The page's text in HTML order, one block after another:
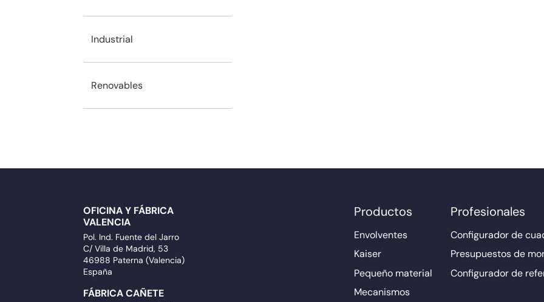
Industrial
Renovables
OFICINA Y FÁBRICA
VALENCIA
Pol. Ind. Fuente del Jarro
C/ Villa de Madrid, 53
46988 Paterna (Valencia)
España
FÁBRICA CAÑETE
Productos
Envolventes
Kaiser
Pequeño material
Mecanismos
Profesionales
Configurador de
Presupuestos de
Configurador de